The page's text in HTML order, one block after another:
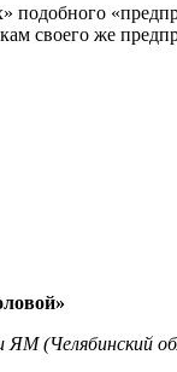
подобного
своего же
(Челябинский